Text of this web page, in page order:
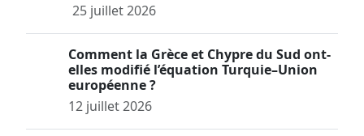
25 juillet 2026
Comment la Grèce et Chypre du Sud ont-
elles modifié l’équation Turquie–Union
européenne ?
12 juillet 2026